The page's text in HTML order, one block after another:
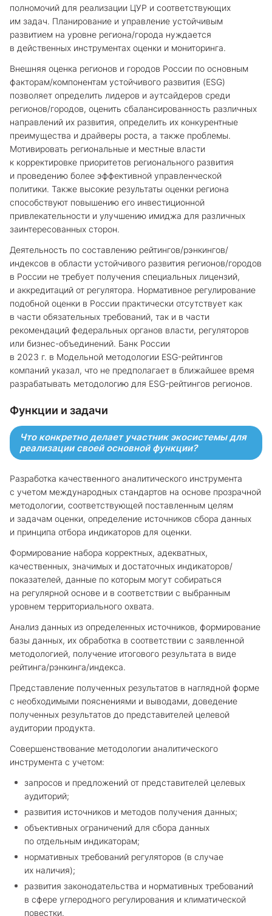
полномочий для реализации ЦУР и соответствующих
им задач. Планирование и управление устойчивым
развитием на уровне региона/города нуждается
в действенных инструментах оценки и мониторинга.
Внешняя оценка регионов и городов России по основным
факторам/компонентам устойчивого развития (ESG)
позволяет определить лидеров и аутсайдеров среди
регионов/городов, оценить сбалансированность различных
направлений их развития, определить их конкурентные
преимущества и драйверы роста, а также проблемы.
Мотивировать региональные и местные власти
к корректировке приоритетов регионального развития
и проведению более эффективной управленческой
политики. Также высокие результаты оценки региона
способствуют повышению его инвестиционной
привлекательности и улучшению имиджа для различных
заинтересованных сторон.
Деятельность по составлению рейтингов/рэнкингов/
индексов в области устойчивого развития регионов/городов
в России не требует получения специальных лицензий,
и аккредитаций от регулятора. Нормативное регулирование
подобной оценки в России практически отсутствует как
в части обязательных требований, так и в части
рекомендаций федеральных органов власти, регуляторов
или бизнес-объединений. Банк России
в 2023 г. в Модельной методологии ESG-рейтингов
компаний указал, что не предполагает в ближайшее время
разрабатывать методологию для ESG-рейтингов регионов.
Функции и задачи
Что конкретно делает участник экосистемы для
реализации своей основной функции?
Разработка качественного аналитического инструмента
с учетом международных стандартов на основе прозрачной
методологии, соответствующей поставленным целям
и задачам оценки, определение источников сбора данных
и принципа отбора индикаторов для оценки.
Формирование набора корректных, адекватных,
качественных, значимых и достаточных индикаторов/
показателей, данные по которым могут собираться
на регулярной основе и в соответствии с выбранным
уровнем территориального охвата.
Анализ данных из определенных источников, формирование
базы данных, их обработка в соответствии с заявленной
методологией, получение итогового результата в виде
рейтинга/рэнкинга/индекса.
Представление полученных результатов в наглядной форме
с необходимыми пояснениями и выводами, доведение
полученных результатов до представителей целевой
аудитории продукта.
Совершенствование методологии аналитического
инструмента с учетом:
запросов и предложений от представителей целевых
аудиторий;
развития источников и методов получения данных;
объективных ограничений для сбора данных
по отдельным индикаторам;
нормативных требований регуляторов (в случае
их наличия);
развития законодательства и нормативных требований
в сфере углеродного регулирования и климатической
повестки.